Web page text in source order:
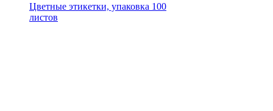
Цветные этикетки, упаковка 100
листов